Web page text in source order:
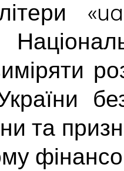
та